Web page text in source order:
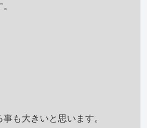
も大きいと思います。